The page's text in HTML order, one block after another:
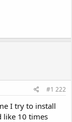
#1 222
I try to install
like 10 times